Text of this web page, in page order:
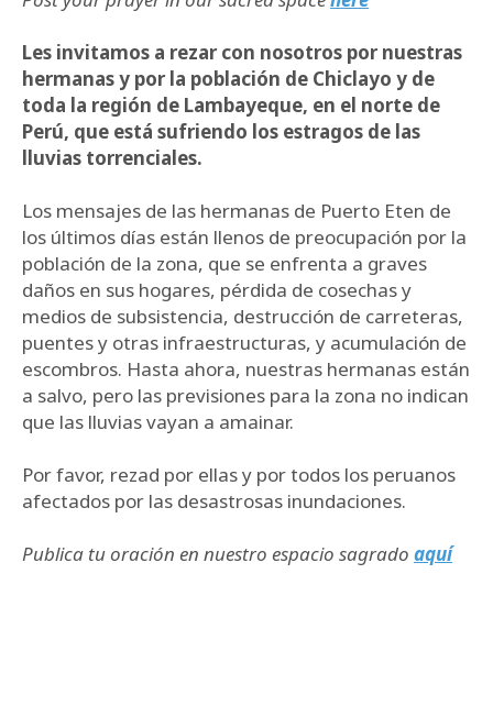
Les invitamos a rezar con nosotros por nuestras
hermanas y por la población de Chiclayo y de
toda la región de Lambayeque, en el norte de
Perú, que está sufriendo los estragos de las
lluvias torrenciales.
Los mensajes de las hermanas de Puerto Eten de
los últimos días están llenos de preocupación por la
población de la zona, que se enfrenta a graves
daños en sus hogares, pérdida de cosechas y
medios de subsistencia, destrucción de carreteras,
puentes y otras infraestructuras, y acumulación de
escombros. Hasta ahora, nuestras hermanas están
a salvo, pero las previsiones para la zona no indican
que las lluvias vayan a amainar.
Por favor, rezad por ellas y por todos los peruanos
afectados por las desastrosas inundaciones.
Publica tu oración en nuestro espacio sagrado aquí